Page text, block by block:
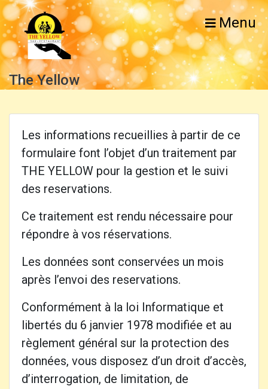
Menu
The Yellow
Les informations recueillies à partir de ce
formulaire font l’objet d’un traitement par
THE YELLOW pour la gestion et le suivi
des reservations.
Ce traitement est rendu nécessaire pour
répondre à vos réservations.
Les données sont conservées un mois
après l’envoi des reservations.
Conformément à la loi Informatique et
libertés du 6 janvier 1978 modifiée et au
règlement général sur la protection des
données, vous disposez d’un droit d’accès,
d’interrogation, de limitation, de